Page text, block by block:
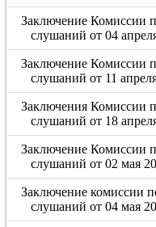
Заключение Комиссии
слушаний от 04
Заключение Комиссии
слушаний от 11
Заключения Комиссии
слушаний от 18
Заключение Комиссии
слушаний от 02 мая
Заключение комиссии
слушаний от 04 мая